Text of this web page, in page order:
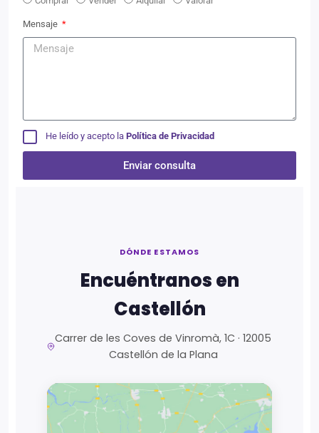
Mensaje
He leído y acepto la Política de Privacidad
Enviar consulta
DÓNDE ESTAMOS
Encuéntranos en
Castellón
Carrer de les Coves de Vinromà, 1C · 12005
Castellón de la Plana